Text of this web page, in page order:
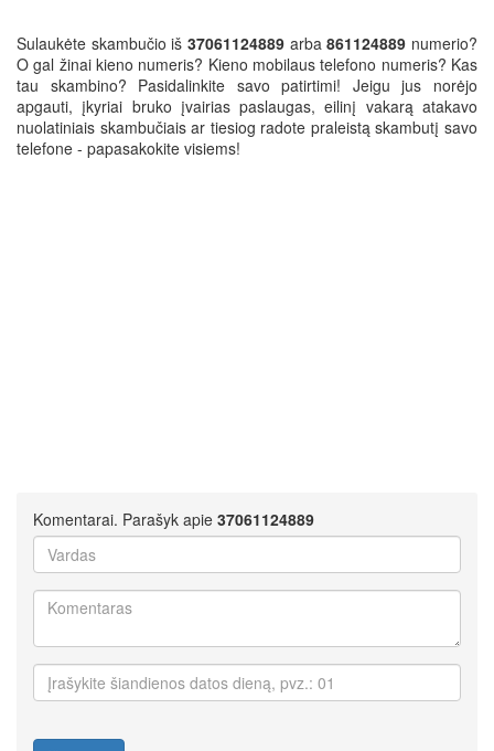
Sulaukėte skambučio iš 37061124889 arba861124889 numerio?
O gal žinai kieno numeris? Kieno mobilaus telefono numeris? Kas
tau skambino? Pasidalinkite savo patirtimi! Jeigu jus norėjo
apgauti, įkyriai bruko įvairias paslaugas, eilinį vakarą atakavo
nuolatiniais skambučiais ar tiesiog radote praleistą skambutį savo
telefone - papasakokite visiems!
Komentarai. Parašyk apie 37061124889